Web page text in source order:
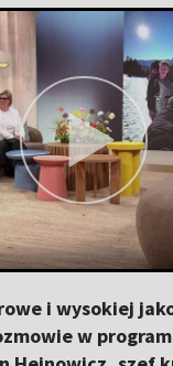
i wysokiej
w